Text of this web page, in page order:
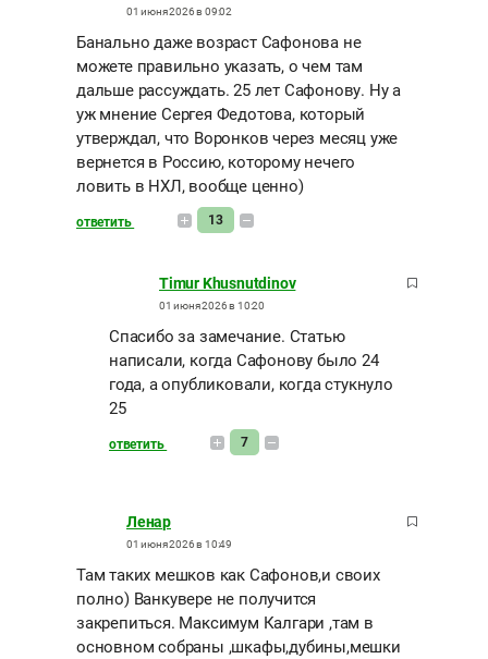
01 июня 2026 в 09:02
Банально даже возраст Сафонова не
можете правильно указать, о чем там
дальше рассуждать. 25 лет Сафонову. Ну а
уж мнение Сергея Федотова, который
утверждал, что Воронков через месяц уже
вернется в Россию, которому нечего
ловить в НХЛ, вообще ценно)
ответить 13
Timur Khusnutdinov
01 июня 2026 в 10:20
Спасибо за замечание. Статью
написали, когда Сафонову было 24
года, а опубликовали, когда стукнуло
25
ответить 7
Ленар
01 июня 2026 в 10:49
Там таких мешков как Сафонов,и своих
полно) Ванкувере не получится
закрепиться. Максимум Калгари ,там в
основном собраны ,шкафы,дубины,мешки